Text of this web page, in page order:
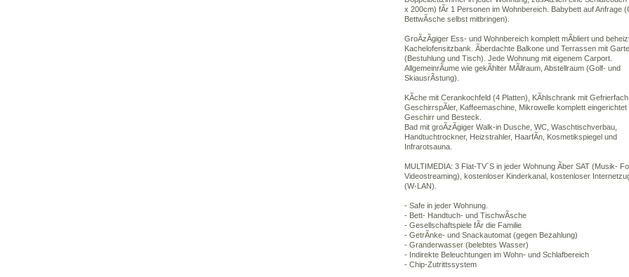
x 200cm) fÃr 1 Personen im Wohnbereich. Babybett auf Anfrage
BettwÃsche selbst mitbringen).
GroÃzÃgiger Ess- und Wohnbereich komplett mÃbliert und
Kachelofensitzbank. Ãberdachte Balkone und Terrassen mit
(Bestuhlung und Tisch). Jede Wohnung mit eigenem Carport.
AllgemeinrÃume wie gekÃhlter MÃllraum, Abstellraum (Golf- und
SkiausrÃstung).
KÃche mit Cerankochfeld (4 Platten), KÃhlschrank mit Gefrierfach,
GeschirrspÃler, Kaffeemaschine, Mikrowelle komplett eingerichtet
Geschirr und Besteck.
Bad mit groÃzÃgiger Walk-in Dusche, WC, Waschtischverbau,
Handtuchtrockner, Heizstrahler, HaarfÃn, Kosmetikspiegel und
Infrarotsauna.
MULTIMEDIA: 3 Flat-TV`S in jeder Wohnung Ãber SAT (Musik-
Videostreaming), kostenloser Kinderkanal, kostenloser
(W-LAN).
- Safe in jeder Wohnung.
- Bett- Handtuch- und TischwÃsche
- Gesellschaftspiele fÃr die Familie
- GetrÃnke- und Snackautomat (gegen Bezahlung)
- Granderwasser (belebtes Wasser)
- Indirekte Beleuchtungen im Wohn- und Schlafbereich
- Chip-Zutrittssystem